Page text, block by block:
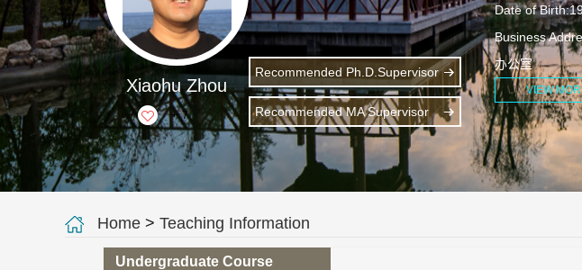
Xiaohu Zhou
+ 7
Recommended Ph.D.Supervisor
Recommended MA Supervisor
Date of
Business
办公室
VIEW
Home > Teaching Information
Undergraduate Course